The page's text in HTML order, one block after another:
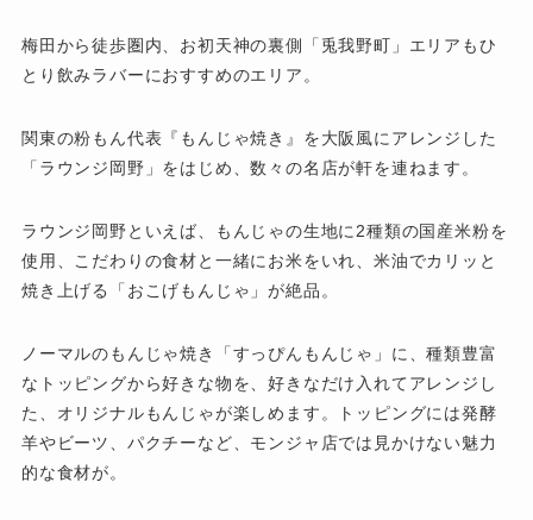
梅田から徒歩圏内、お初天神の裏側「兎我野町」エリアもひ
とり飲みラバーにおすすめのエリア。
関東の粉もん代表『もんじゃ焼き』を大阪風にアレンジした
「ラウンジ岡野」をはじめ、数々の名店が軒を連ねます。
ラウンジ岡野といえば、もんじゃの生地に2種類の国産米粉を
使用、こだわりの食材と一緒にお米をいれ、米油でカリッと
焼き上げる「おこげもんじゃ」が絶品。
ノーマルのもんじゃ焼き「すっぴんもんじゃ」に、種類豊富
なトッピングから好きな物を、好きなだけ入れてアレンジし
た、オリジナルもんじゃが楽しめます。トッピングには発酵
羊やビーツ、パクチーなど、モンジャ店では見かけない魅力
的な食材が。